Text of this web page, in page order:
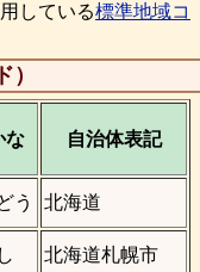
している標準地域コ
な 自治体表記
う 北海道
北海道札幌市